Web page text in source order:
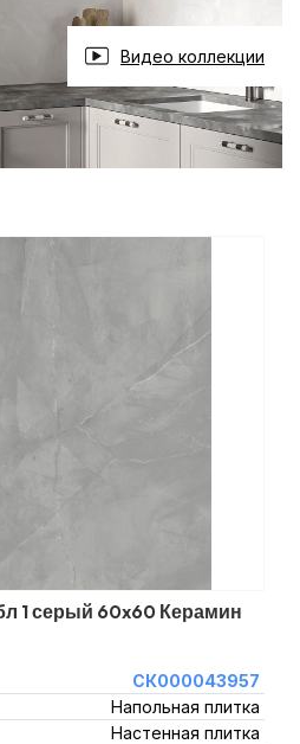
Видео коллекции
1 серый 60x60 Керамин
СК000043957
Напольная плитка
Настенная плитка